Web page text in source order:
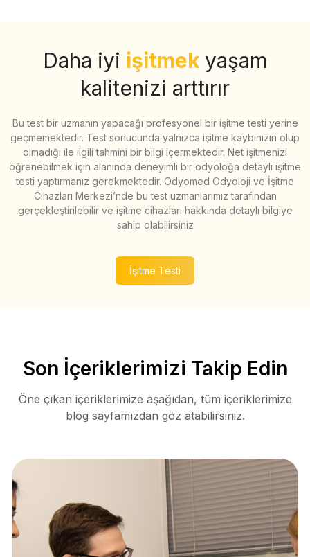
Daha iyi işitmek yaşam
kalitenizi arttırır
Bu test bir uzmanın yapacağı profesyonel bir işitme testi yerine
geçmemektedir. Test sonucunda yalnızca işitme kaybınızın olup
olmadığı ile ilgili tahmini bir bilgi içermektedir. Net işitmenizi
öğrenebilmek için alanında deneyimli bir odyoloğa detaylı işitme
testi yaptırmanız gerekmektedir. Odyomed Odyoloji ve İşitme
Cihazları Merkezi’nde bu test uzmanlarımız tarafından
gerçekleştirilebilir ve işitme cihazları hakkında detaylı bilgiye
sahip olabilirsiniz
İşitme Testi
Son İçeriklerimizi Takip Edin
Öne çıkan içeriklerimize aşağıdan, tüm içeriklerimize
blog sayfamızdan göz atabilirsiniz.